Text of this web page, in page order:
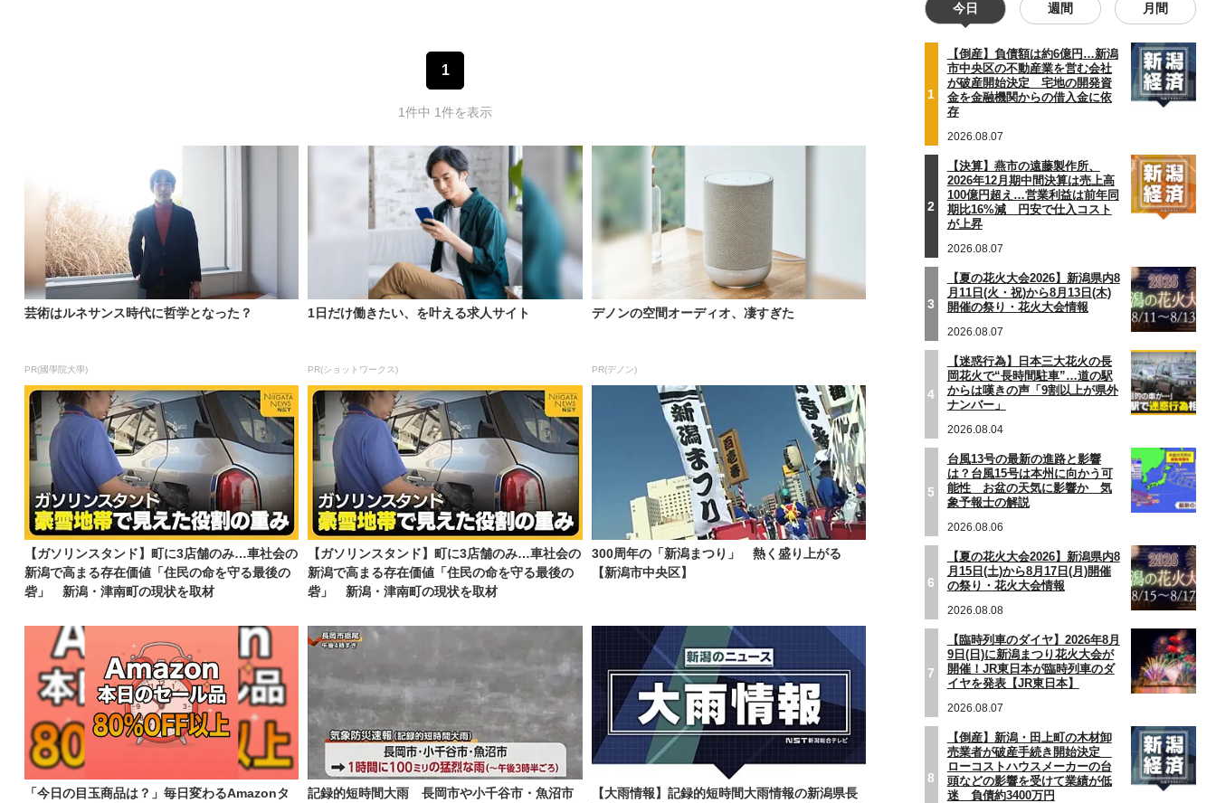
1
1件中 1件を表示
芸術はルネサンス時代に哲学となった？
PR(國學院大學)
1日だけ働きたい、を叶える求人サイト
PR(ショットワークス)
デノンの空間オーディオ、凄すぎた
PR(デノン)
【ガソリンスタンド】町に3店舗のみ…車社会の
新潟で高まる存在価値「住民の命を守る最後の
砦」 新潟・津南町の現状を取材
【ガソリンスタンド】町に3店舗のみ…車社会の
新潟で高まる存在価値「住民の命を守る最後の
砦」 新潟・津南町の現状を取材
300周年の「新潟まつり」 熱く盛り上がる
【新潟市中央区】
「今日の目玉商品は？」毎日変わるAmazonタ
記録的短時間大雨 長岡市や小千谷市・魚沼市
【大雨情報】記録的短時間大雨情報の新潟県長
今日 週間 月間
1
【倒産】負債額は約6億円…新潟
市中央区の不動産業を営む会社
が破産開始決定 宅地の開発資
金を金融機関からの借入金に依
存
2026.08.07
2
【決算】燕市の遠藤製作所、
2026年12月期中間決算は売上高
100億円超え…営業利益は前年同
期比16%減 円安で仕入コスト
が上昇
2026.08.07
3
【夏の花火大会2026】新潟県内8
月11日(火・祝)から8月13日(木)
開催の祭り・花火大会情報
2026.08.07
4
【迷惑行為】日本三大花火の長
岡花火で“長時間駐車”…道の駅
からは嘆きの声「9割以上が県外
ナンバー」
2026.08.04
5
台風13号の最新の進路と影響
は？台風15号は本州に向かう可
能性 お盆の天気に影響か 気
象予報士の解説
2026.08.06
6
【夏の花火大会2026】新潟県内8
月15日(土)から8月17日(月)開催
の祭り・花火大会情報
2026.08.08
7
【臨時列車のダイヤ】2026年8月
9日(日)に新潟まつり花火大会が
開催！JR東日本が臨時列車のダ
イヤを発表【JR東日本】
2026.08.07
8
【倒産】新潟・田上町の木材卸
売業者が破産手続き開始決定
ローコストハウスメーカーの台
頭などの影響を受けて業績が低
迷 負債約3400万円